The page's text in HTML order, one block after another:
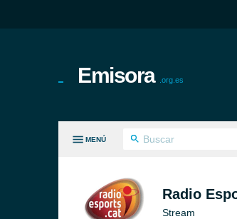
Emisora .org.es
MENÚ
Radio
Stream